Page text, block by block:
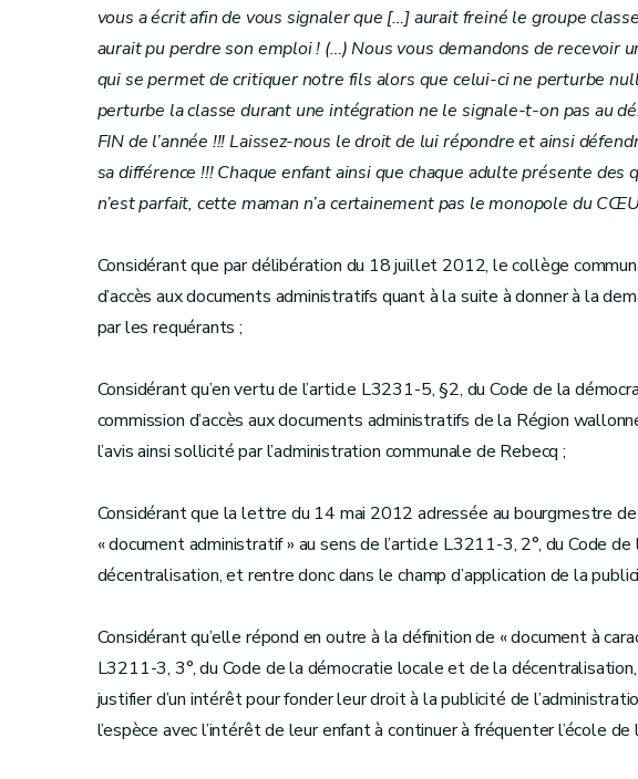
vous a écrit afin de vous signaler que […] aurait freiné le groupe
aurait pu perdre son emploi ! (…) Nous vous demandons de recevoir
qui se permet de critiquer notre fils alors que celui-ci ne perturbe
perturbe la classe durant une intégration ne le signale-t-on pas au
FIN de l’année !!! Laissez-nous le droit de lui répondre et ainsi
sa différence !!! Chaque enfant ainsi que chaque adulte présente
n’est parfait, cette maman n’a certainement pas le monopole du
Considérant que par délibération du 18 juillet 2012, le collège
d’accès aux documents administratifs quant à la suite à donner à la
par les requérants ;
Considérant qu’en vertu de l’article L3231-5, §2, du Code de la
commission d’accès aux documents administratifs de la Région
l’avis ainsi sollicité par l’administration communale de Rebecq ;
Considérant que la lettre du 14 mai 2012 adressée au bourgmestre
« document administratif » au sens de l’article L3211-3, 2°, du Code
décentralisation, et rentre donc dans le champ d’application de la
Considérant qu’elle répond en outre à la définition de « document à
L3211-3, 3°, du Code de la démocratie locale et de la
justifier d’un intérêt pour fonder leur droit à la publicité de
l’espèce avec l’intérêt de leur enfant à continuer à fréquenter l’école de